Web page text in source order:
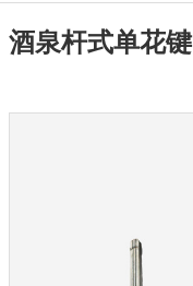
酒泉杆式单花键